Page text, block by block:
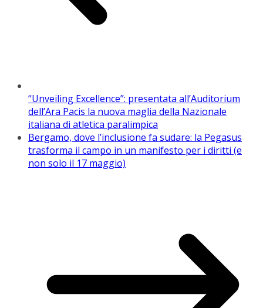
“Unveiling Excellence”: presentata all’Auditorium
dell’Ara Pacis la nuova maglia della Nazionale
italiana di atletica paralimpica
Bergamo, dove l’inclusione fa sudare: la Pegasus
trasforma il campo in un manifesto per i diritti (e
non solo il 17 maggio)